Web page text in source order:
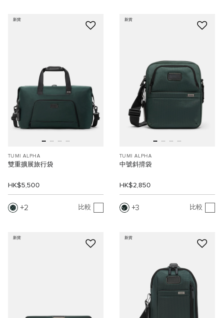
新貨
TUMI ALPHA
雙重擴展旅行袋
HK$5,500
2 比較
新貨
TUMI ALPHA
中號斜揹袋
HK$2,850
3 比較
新貨 新貨